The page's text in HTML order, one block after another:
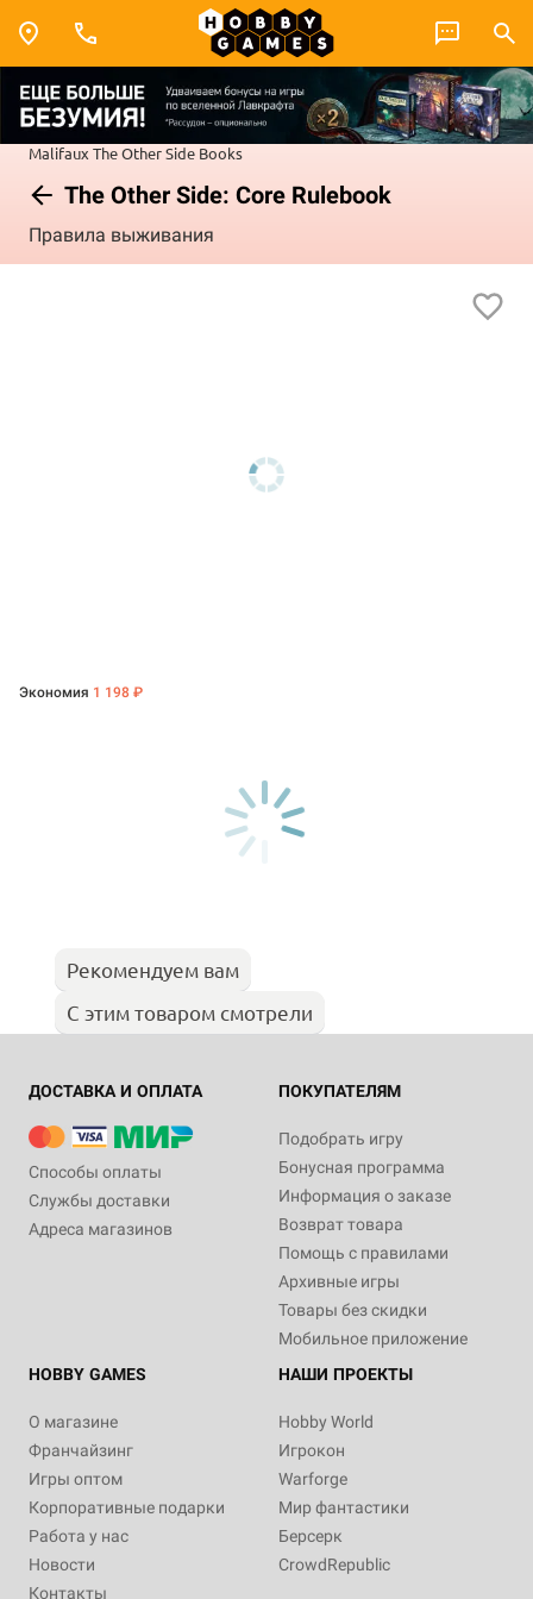
Malifaux The Other Side Books
The Other Side: Core Rulebook
Правила выживания
Экономия 1 198 ₽
Рекомендуем вам
С этим товаром смотрели
ДОСТАВКА И ОПЛАТА
Способы оплаты
Службы доставки
Адреса магазинов
ПОКУПАТЕЛЯМ
Подобрать игру
Бонусная программа
Информация о заказе
Возврат товара
Помощь с правилами
Архивные игры
Товары без скидки
Мобильное приложение
HOBBY GAMES
О магазине
Франчайзинг
Игры оптом
Корпоративные подарки
Работа у нас
Новости
Контакты
НАШИ ПРОЕКТЫ
Hobby World
Игрокон
Warforge
Мир фантастики
Берсерк
CrowdRepublic